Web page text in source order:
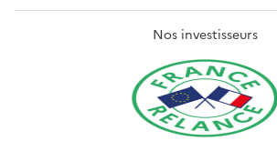
Nos investisseurs